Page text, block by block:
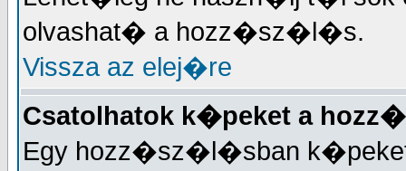
olvashat� a hozz�sz�l�s.
Vissza az elej�re
Csatolhatok k�peket a
Egy hozz�sz�l�sban k�peket